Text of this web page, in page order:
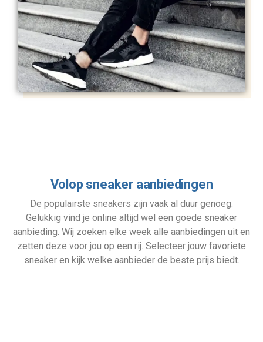
Volop sneaker aanbiedingen
De populairste sneakers zijn vaak al duur genoeg.
Gelukkig vind je online altijd wel een goede sneaker
aanbieding. Wij zoeken elke week alle aanbiedingen uit en
zetten deze voor jou op een rij. Selecteer jouw favoriete
sneaker en kijk welke aanbieder de beste prijs biedt.